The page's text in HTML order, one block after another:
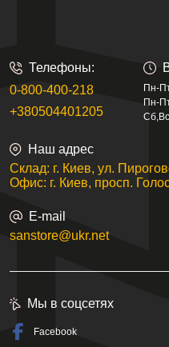
Телефоны:
0-800-400-218
+380504401205
Пн-
Пн-
Наш адрес
Склад: г. Киев, ул.
Офис: г. Киев, просп.
E-mail
sanstore@ukr.net
Мы в соцсетях
Facebook